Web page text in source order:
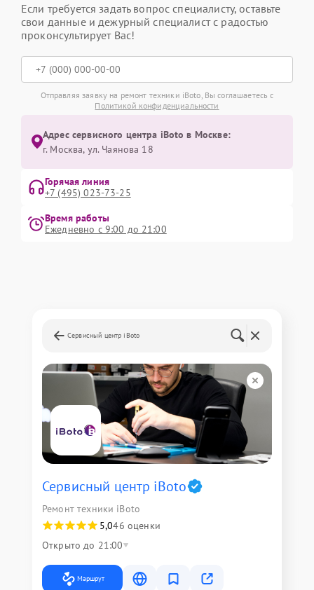
Если требуется задать вопрос специалисту, оставьте
свои данные и дежурный специалист с радостью
проконсультирует Вас!
Отправляя заявку на ремонт техники iBoto, Вы соглашаетесь с
Политикой конфиденциальности
Адрес сервисного центра iBoto в Москве:
г. Москва, ул. Чаянова 18
Горячая линия
+7 (495) 023-73-25
Время работы
Ежедневно с 9:00 до 21:00
Сервисный центр iBoto
Сервисный центр iBoto
Ремонт техники iBoto
5,046 оценки
Открыто до 21:00
Маршрут